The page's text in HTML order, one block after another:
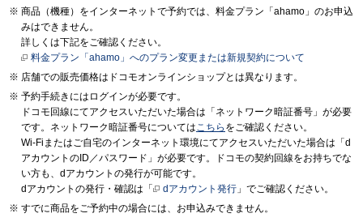
商品（機種）をインターネットで予約では、料金プラン「ahamo」のお申込
みはできません。
詳しくは下記をご確認ください。
料金プラン「ahamo」へのプラン変更または新規契約について
店舗での販売価格はドコモオンラインショップとは異なります。
予約手続きにはログインが必要です。
ドコモ回線にてアクセスいただいた場合は「ネットワーク暗証番号」が必要
です。ネットワーク暗証番号については こちら をご確認ください。
Wi-Fiまたはご自宅のインターネット環境にてアクセスいただいた場合は「d
アカウントのID／パスワード」が必要です。ドコモの契約回線をお持ちでな
い方も、dアカウントの発行が可能です。
dアカウントの発行・確認は「
dアカウント発行 」でご確認ください。
すでに商品をご予約中の場合には、お申込みできません。